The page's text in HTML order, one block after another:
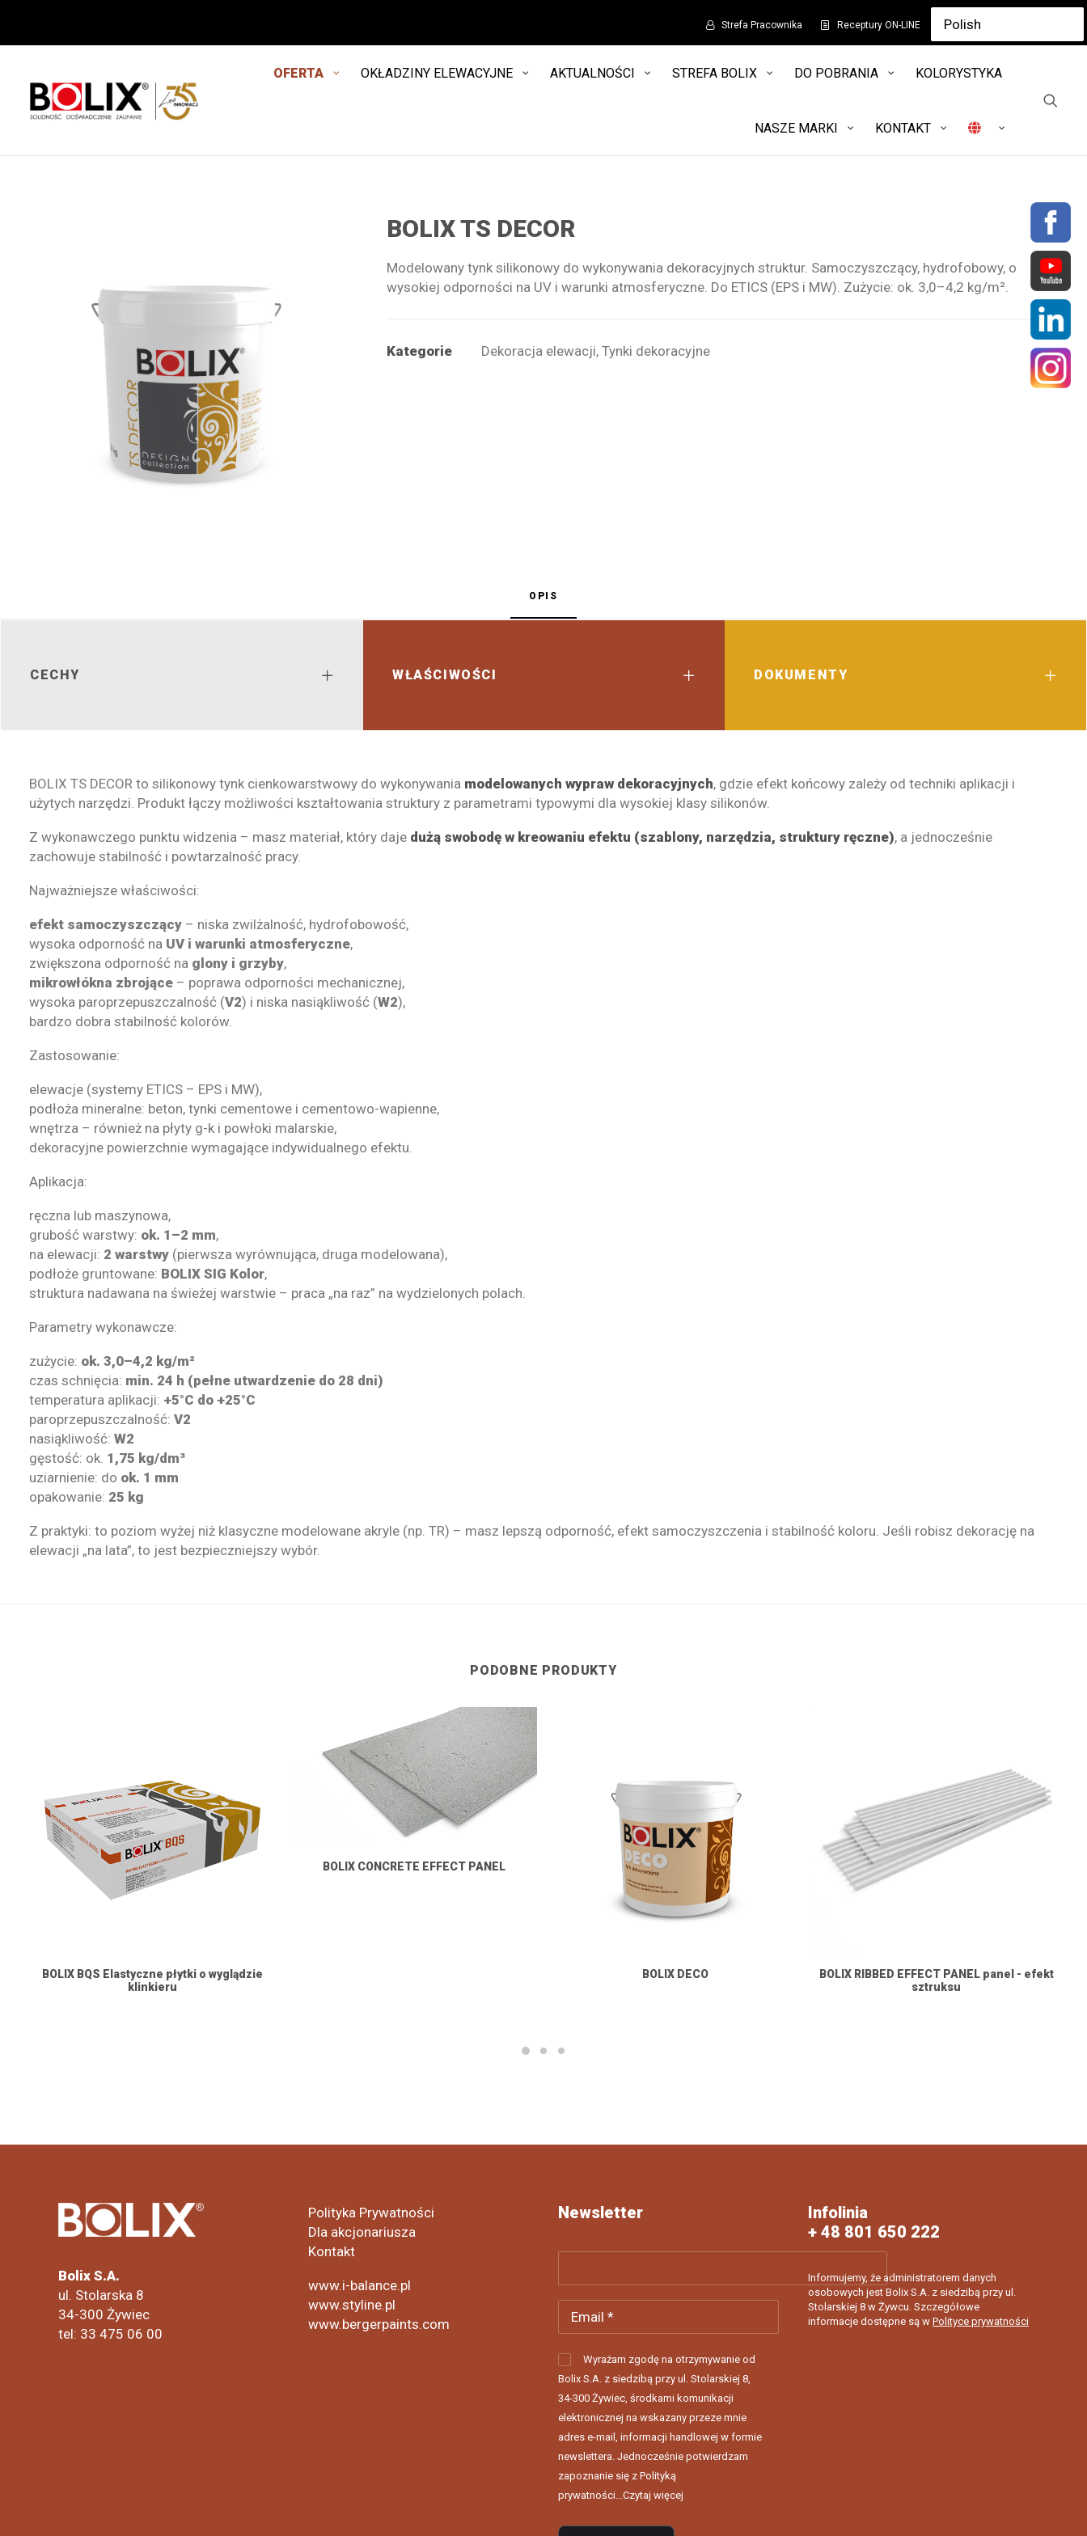
Strefa Pracownika Receptury ON-LINE
OFERTA OKŁADZINY ELEWACYJNE AKTUALNOŚCI STREFA BOLIX DO POBRANIA KOLORYSTYKA
NASZE MARKI KONTAKT
BOLIX TS DECOR
Modelowany tynk silikonowy do wykonywania dekoracyjnych struktur. Samoczyszczący, hydrofobowy, o
wysokiej odporności na UV i warunki atmosferyczne. Do ETICS (EPS i MW). Zużycie: ok. 3,0–4,2 kg/m².
Kategorie Dekoracja elewacji, Tynki dekoracyjne
OPIS
CECHY WŁAŚCIWOŚCI DOKUMENTY
BOLIX TS DECOR to silikonowy tynk cienkowarstwowy do wykonywania modelowanych wypraw dekoracyjnych, gdzie efekt końcowy zależy od techniki aplikacji i
użytych narzędzi. Produkt łączy możliwości kształtowania struktury z parametrami typowymi dla wysokiej klasy silikonów.
Z wykonawczego punktu widzenia – masz materiał, który daje dużą swobodę w kreowaniu efektu (szablony, narzędzia, struktury ręczne), a jednocześnie
zachowuje stabilność i powtarzalność pracy.
Najważniejsze właściwości:
efekt samoczyszczący – niska zwilżalność, hydrofobowość,
wysoka odporność na UV i warunki atmosferyczne,
zwiększona odporność na glony i grzyby,
mikrowłókna zbrojące – poprawa odporności mechanicznej,
wysoka paroprzepuszczalność (V2) i niska nasiąkliwość (W2),
bardzo dobra stabilność kolorów.
Zastosowanie:
elewacje (systemy ETICS – EPS i MW),
podłoża mineralne: beton, tynki cementowe i cementowo-wapienne,
wnętrza – również na płyty g-k i powłoki malarskie,
dekoracyjne powierzchnie wymagające indywidualnego efektu.
Aplikacja:
ręczna lub maszynowa,
grubość warstwy: ok. 1–2 mm,
na elewacji: 2 warstwy (pierwsza wyrównująca, druga modelowana),
podłoże gruntowane: BOLIX SIG Kolor,
struktura nadawana na świeżej warstwie – praca „na raz” na wydzielonych polach.
Parametry wykonawcze:
zużycie: ok. 3,0–4,2 kg/m²
czas schnięcia: min. 24 h (pełne utwardzenie do 28 dni)
temperatura aplikacji: +5°C do +25°C
paroprzepuszczalność: V2
nasiąkliwość: W2
gęstość: ok. 1,75 kg/dm³
uziarnienie: do ok. 1 mm
opakowanie: 25 kg
Z praktyki: to poziom wyżej niż klasyczne modelowane akryle (np. TR) – masz lepszą odporność, efekt samoczyszczenia i stabilność koloru. Jeśli robisz dekorację na
elewacji „na lata”, to jest bezpieczniejszy wybór.
PODOBNE PRODUKTY
BOLIX BQS Elastyczne płytki o wyglądzie
klinkieru
BOLIX CONCRETE EFFECT PANEL
BOLIX DECO
BOLIX RIBBED EFFECT PANEL panel - efekt
sztruksu
Bolix S.A.
ul. Stolarska 8
34-300 Żywiec
tel: 33 475 06 00
Polityka Prywatności
Dla akcjonariusza
Kontakt
www.i-balance.pl
www.styline.pl
www.bergerpaints.com
Newsletter
Wyrażam zgodę na otrzymywanie od
Bolix S.A. z siedzibą przy ul. Stolarskiej 8,
34-300 Żywiec, środkami komunikacji
elektronicznej na wskazany przeze mnie
adres e-mail, informacji handlowej w formie
newslettera. Jednocześnie potwierdzam
zapoznanie się z Polityką
prywatności...Czytaj więcej
Infolinia
+ 48 801 650 222
Informujemy, że administratorem danych
osobowych jest Bolix S.A. z siedzibą przy ul.
Stolarskiej 8 w Żywcu. Szczegółowe
informacje dostępne są w Polityce prywatności